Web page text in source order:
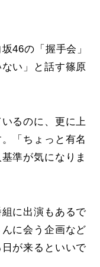
46の「握手会」
い」と話す篠原
るのに、更に上
「ちょっと有名
準が気になりま
に出演もあるで
に会う企画など
が来るといいで